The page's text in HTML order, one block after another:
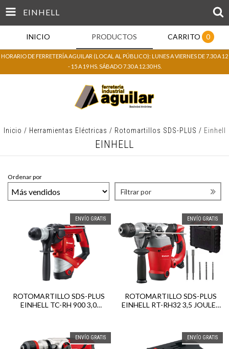
EINHELL
INICIO PRODUCTOS CARRITO 0
HORARIO DE FERRETERÍA AGUILAR (LOCAL AL PÚBLICO): LUNES A VIERNES DE 7.30 A 12
- 15 A 19 HS. SÁBADO 7.30 A 12.30 HS.
Inicio / Herramientas Eléctricas / Rotomartillos SDS-PLUS / Einhell
EINHELL
Ordenar por
Filtrar por
ENVÍO GRATIS
ROTOMARTILLO SDS-PLUS
EINHELL TC-RH 900 3,0
ENVÍO GRATIS
ROTOMARTILLO SDS-PLUS
EINHELL RT-RH32 3,5 JOULES
ENVÍO GRATIS ENVÍO GRATIS